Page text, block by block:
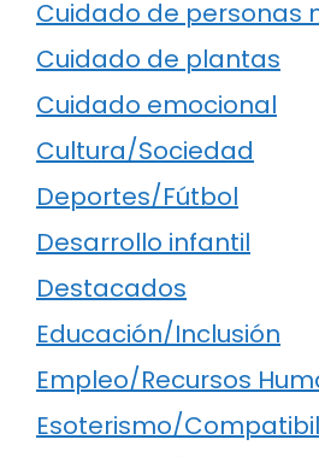
Cuidado de personas
Cuidado de plantas
Cuidado emocional
Cultura/Sociedad
Deportes/Fútbol
Desarrollo infantil
Destacados
Educación/Inclusión
Empleo/Recursos
Esoterismo/